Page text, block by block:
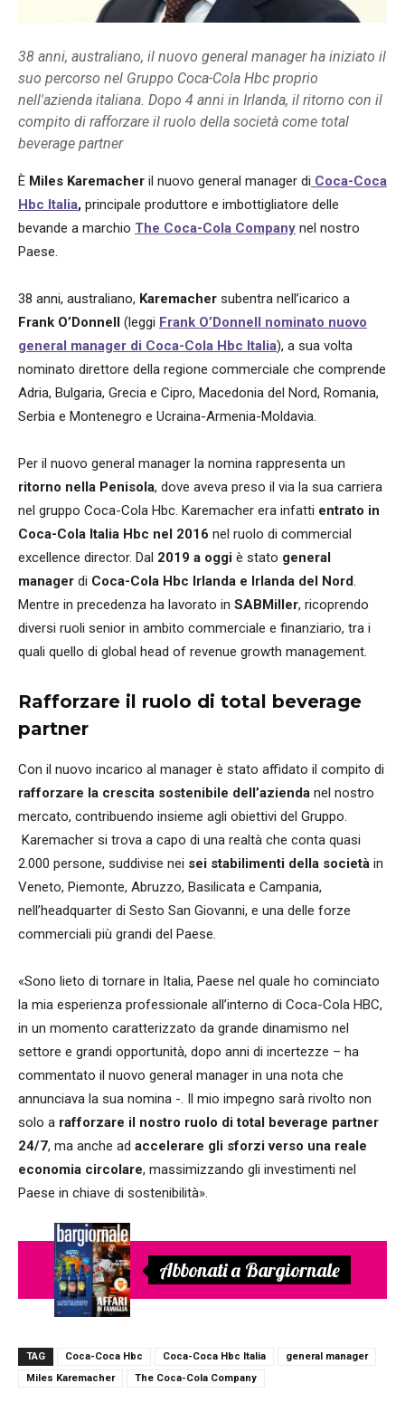
38 anni, australiano, il nuovo general manager ha iniziato il
suo percorso nel Gruppo Coca-Cola Hbc proprio
nell'azienda italiana. Dopo 4 anni in Irlanda, il ritorno con il
compito di rafforzare il ruolo della società come total
beverage partner
È Miles Karemacher il nuovo general manager di Coca-Coca
Hbc Italia, principale produttore e imbottigliatore delle
bevande a marchio The Coca-Cola Company nel nostro
Paese.
38 anni, australiano, Karemacher subentra nell’icarico a
Frank O’Donnell (leggi Frank O’Donnell nominato nuovo
general manager di Coca-Cola Hbc Italia), a sua volta
nominato direttore della regione commerciale che comprende
Adria, Bulgaria, Grecia e Cipro, Macedonia del Nord, Romania,
Serbia e Montenegro e Ucraina-Armenia-Moldavia.
Per il nuovo general manager la nomina rappresenta un
ritorno nella Penisola, dove aveva preso il via la sua carriera
nel gruppo Coca-Cola Hbc. Karemacher era infatti entrato in
Coca-Cola Italia Hbc nel 2016 nel ruolo di commercial
excellence director. Dal 2019 a oggi è stato general
manager di Coca-Cola Hbc Irlanda e Irlanda del Nord.
Mentre in precedenza ha lavorato in SABMiller, ricoprendo
diversi ruoli senior in ambito commerciale e finanziario, tra i
quali quello di global head of revenue growth management.
Rafforzare il ruolo di total beverage
partner
Con il nuovo incarico al manager è stato affidato il compito di
rafforzare la crescita sostenibile dell’azienda nel nostro
mercato, contribuendo insieme agli obiettivi del Gruppo.
Karemacher si trova a capo di una realtà che conta quasi
2.000 persone, suddivise nei sei stabilimenti della società in
Veneto, Piemonte, Abruzzo, Basilicata e Campania,
nell’headquarter di Sesto San Giovanni, e una delle forze
commerciali più grandi del Paese.
«Sono lieto di tornare in Italia, Paese nel quale ho cominciato
la mia esperienza professionale all’interno di Coca-Cola HBC,
in un momento caratterizzato da grande dinamismo nel
settore e grandi opportunità, dopo anni di incertezze – ha
commentato il nuovo general manager in una nota che
annunciava la sua nomina -. Il mio impegno sarà rivolto non
solo a rafforzare il nostro ruolo di total beverage partner
24/7, ma anche ad accelerare gli sforzi verso una reale
economia circolare, massimizzando gli investimenti nel
Paese in chiave di sostenibilità».
Abbonati a Bargiornale
TAG Coca-Coca Hbc Coca-Coca Hbc Italia
general manager
Miles Karemacher
The Coca-Cola Company